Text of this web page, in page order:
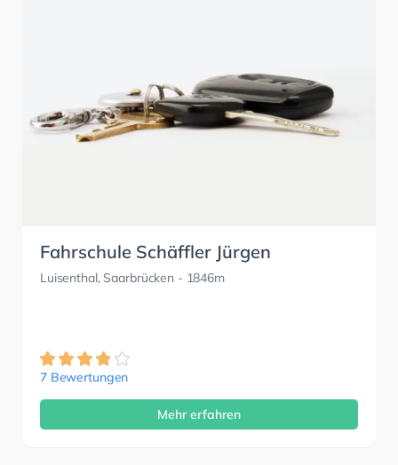
Fahrschule Schäffler Jürgen
Luisenthal, Saarbrücken - 1846m
7 Bewertungen
Mehr erfahren